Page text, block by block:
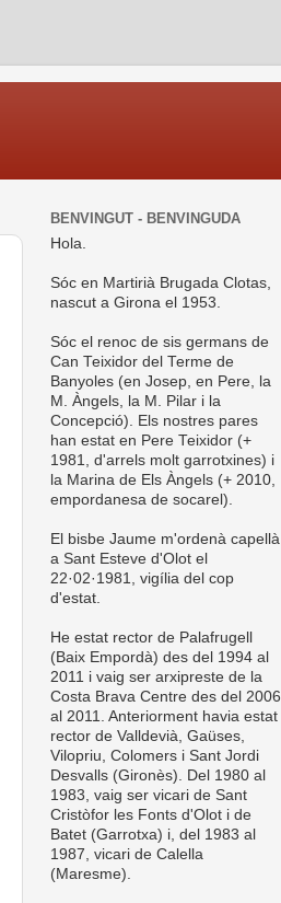
BENVINGUT - BENVINGUDA
Hola.
Sóc en Martirià Brugada Clotas,
nascut a Girona el 1953.
Sóc el renoc de sis germans de
Can Teixidor del Terme de
Banyoles (en Josep, en Pere, la
M. Àngels, la M. Pilar i la
Concepció). Els nostres pares
han estat en Pere Teixidor (+
1981, d'arrels molt garrotxines) i
la Marina de Els Àngels (+ 2010,
empordanesa de socarel).
El bisbe Jaume m'ordenà capellà
a Sant Esteve d'Olot el
22·02·1981, vigília del cop
d'estat.
He estat rector de Palafrugell
(Baix Empordà) des del 1994 al
2011 i vaig ser arxipreste de la
Costa Brava Centre des del 2006
al 2011. Anteriorment havia estat
rector de Valldevià, Gaüses,
Vilopriu, Colomers i Sant Jordi
Desvalls (Gironès). Del 1980 al
1983, vaig ser vicari de Sant
Cristòfor les Fonts d'Olot i de
Batet (Garrotxa) i, del 1983 al
1987, vicari de Calella
(Maresme).